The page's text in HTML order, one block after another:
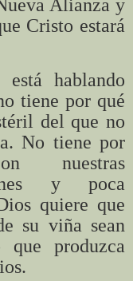
Alianza y
Cristo estará
hablando
tiene por qué
del que no
No tiene por
nuestras
y poca
quiere que
su viña sean
produzca